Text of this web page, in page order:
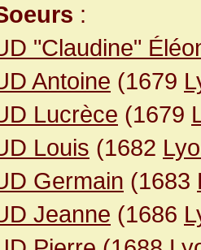
:
"Claudine"
Antoine (1679
Lucrèce (1679
Louis (1682
Germain (1683
Jeanne (1686